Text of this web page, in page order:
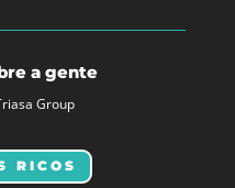
a gente
Group
RICOS